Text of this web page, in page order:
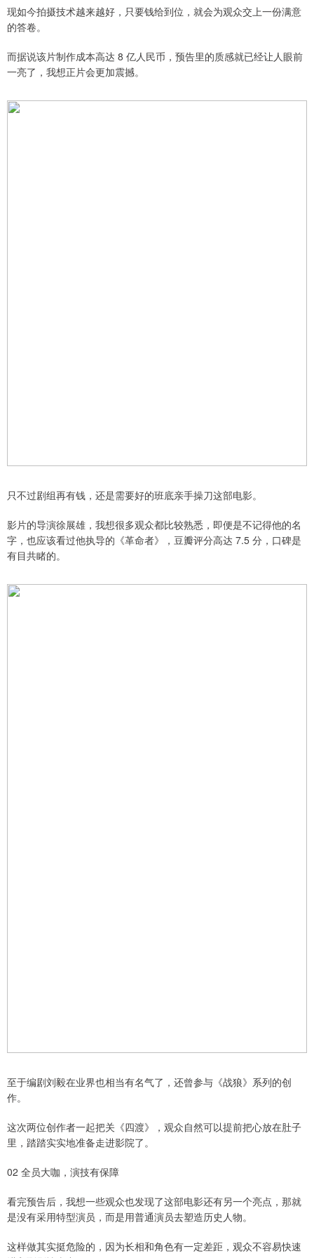
现如今拍摄技术越来越好，只要钱给到位，就会为观众交上一份满意
的答卷。
而据说该片制作成本高达 8 亿人民币，预告里的质感就已经让人眼前
一亮了，我想正片会更加震撼。
只不过剧组再有钱，还是需要好的班底亲手操刀这部电影。
影片的导演徐展雄，我想很多观众都比较熟悉，即便是不记得他的名
字，也应该看过他执导的《革命者》，豆瓣评分高达 7.5 分，口碑是
有目共睹的。
至于编剧刘毅在业界也相当有名气了，还曾参与《战狼》系列的创
作。
这次两位创作者一起把关《四渡》，观众自然可以提前把心放在肚子
里，踏踏实实地准备走进影院了。
02 全员大咖，演技有保障
看完预告后，我想一些观众也发现了这部电影还有另一个亮点，那就
是没有采用特型演员，而是用普通演员去塑造历史人物。
这样做其实挺危险的，因为长相和角色有一定差距，观众不容易快速